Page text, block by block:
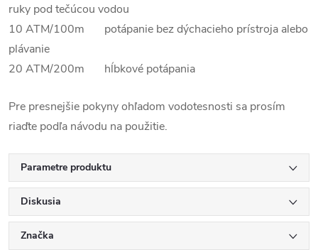
ruky pod tečúcou vodou
10 ATM/100m potápanie bez dýchacieho prístroja alebo
plávanie
20 ATM/200m hĺbkové potápania
Pre presnejšie pokyny ohľadom vodotesnosti sa prosím
riaďte podľa návodu na použitie.
Parametre produktu
Diskusia
Značka